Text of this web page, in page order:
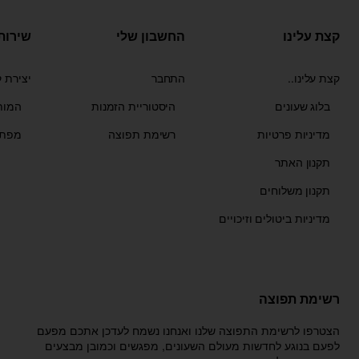
קצת עלינו
קצת עלינו..
בלוג שעונים
מדיניות פרטיות
תקנון האתר
תקנון משלוחים
מדיניות ביטולים וזיכויים
החשבון שלי
התחבר
היסטוריית הזמנות
רשימת תפוצה
רשימת תפוצה
הצטרפו לרשימת התפוצה שלנו ואנחנו נשמח לעדכן אתכם מפעם
לפעם בנוגע לחדשות מעולם השעונים, מפגשים וכמובן מבצעים